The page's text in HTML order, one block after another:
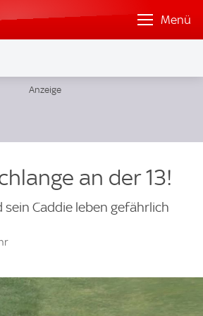
Menü
an der 13!
sein Caddie leben gefährlich